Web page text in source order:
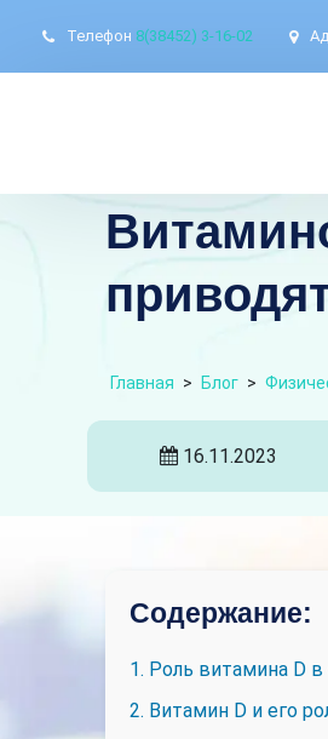
Телефон 8(38452) 3-16-02
Главная > Блог >
16.11.2023
Содержание:
1. Роль витамина D
2. Витамин D и его